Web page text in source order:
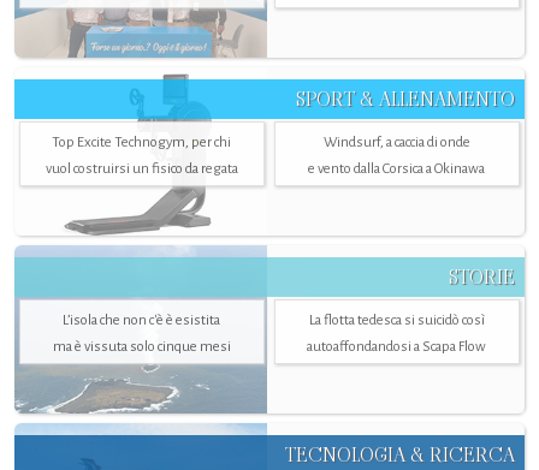
SPORT & ALLENAMENTO
Top Excite Technogym, per chi
vuol costruirsi un fisico da regata
Windsurf, a caccia di onde
e vento dalla Corsica a Okinawa
STORIE
L’isola che non c'è è esistita
ma è vissuta solo cinque mesi
La flotta tedesca si suicidò così
autoaffondandosi a Scapa Flow
TECNOLOGIA & RICERCA